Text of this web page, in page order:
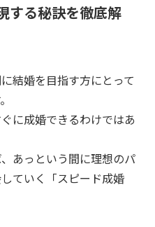
する秘訣を徹底解
結婚を目指す方にとって
に成婚できるわけではあ
あっという間に理想のパ
ていく「スピード成婚